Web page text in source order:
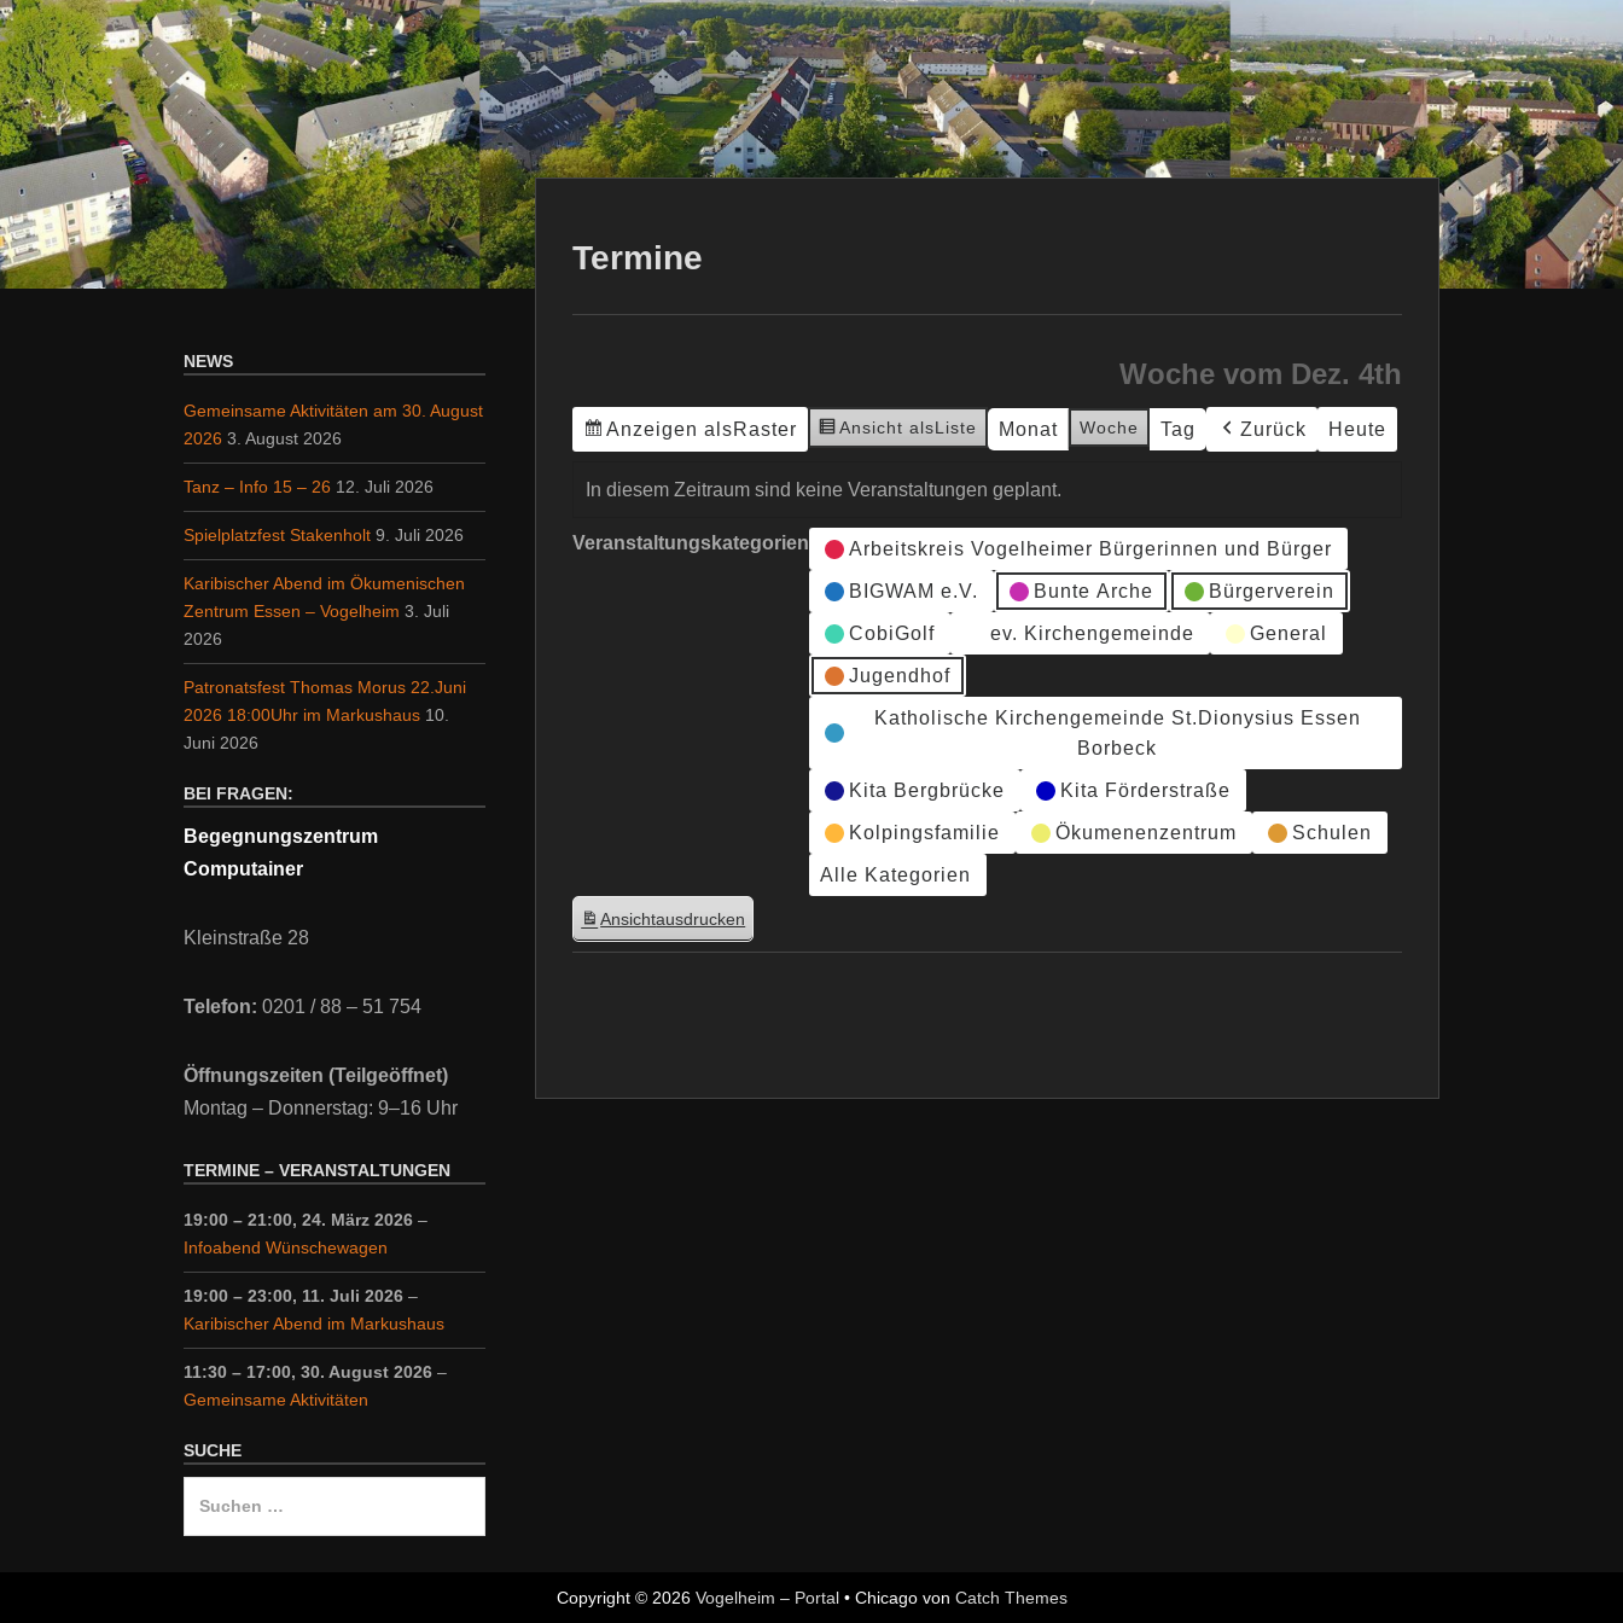
Termine
Woche vom Dez. 4th
Anzeigen alsRaster Ansicht alsListe Monat Woche Tag Zurück Heute
In diesem Zeitraum sind keine Veranstaltungen geplant.
Veranstaltungskategorien Arbeitskreis Vogelheimer Bürgerinnen und Bürger
BIGWAM e.V. Bunte Arche Bürgerverein
CobiGolf ev. Kirchengemeinde General
Jugendhof
Katholische Kirchengemeinde St.Dionysius Essen
Borbeck
Kita Bergbrücke Kita Förderstraße
Kolpingsfamilie Ökumenenzentrum Schulen
Alle Kategorien
Ansichtausdrucken
NEWS
Gemeinsame Aktivitäten am 30. August
2026 3. August 2026
Tanz – Info 15 – 26 12. Juli 2026
Spielplatzfest Stakenholt 9. Juli 2026
Karibischer Abend im Ökumenischen
Zentrum Essen – Vogelheim 3. Juli
2026
Patronatsfest Thomas Morus 22.Juni
2026 18:00Uhr im Markushaus 10.
Juni 2026
BEI FRAGEN:
Begegnungszentrum
Computainer
Kleinstraße 28
Telefon: 0201 / 88 – 51 754
Öffnungszeiten (Teilgeöffnet)
Montag – Donnerstag: 9–16 Uhr
TERMINE – VERANSTALTUNGEN
19:00 – 21:00, 24. März 2026 –
Infoabend Wünschewagen
19:00 – 23:00, 11. Juli 2026 –
Karibischer Abend im Markushaus
11:30 – 17:00, 30. August 2026 –
Gemeinsame Aktivitäten
SUCHE
Copyright © 2026 Vogelheim – Portal• Chicago von Catch Themes